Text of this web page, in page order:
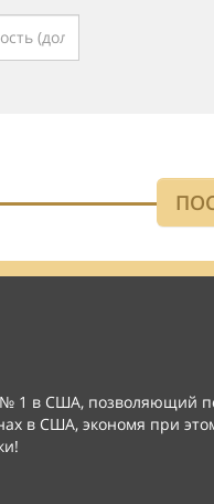
1 в США, позволяющий
в США, экономя при